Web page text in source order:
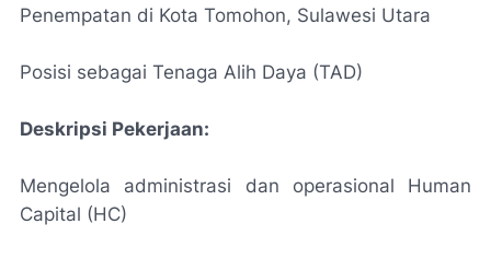
Penempatan di Kota Tomohon, Sulawesi Utara
Posisi sebagai Tenaga Alih Daya (TAD)
Deskripsi Pekerjaan:
Mengelola administrasi dan operasional Human
Capital (HC)